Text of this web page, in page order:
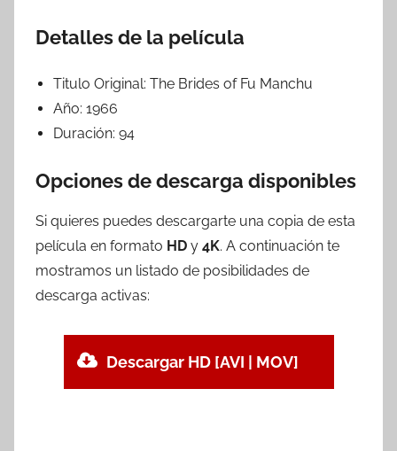
Detalles de la película
Titulo Original: The Brides of Fu Manchu
Año: 1966
Duración: 94
Opciones de descarga disponibles
Si quieres puedes descargarte una copia de esta
película en formato HD y 4K. A continuación te
mostramos un listado de posibilidades de
descarga activas:
Descargar HD [AVI | MOV]